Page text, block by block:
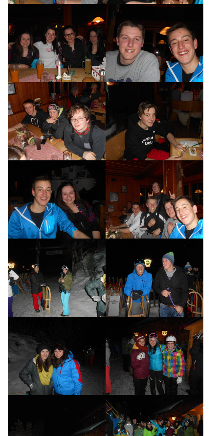
AKTUELLES
TERMINE
CHRONIK
MITGLIEDER
FOTOS
KONTAKT